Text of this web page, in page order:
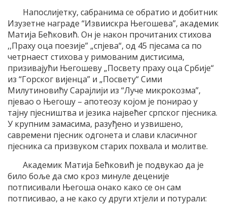
Напослијетку, сабранима се обратио и добитник
Изузетне награде “Извиискра Његошева”, академик
Матија Бећковић. Он је након прочитаних стихова
,,Праху оца поезије” „спјева“, од 45 пјесама са по
четрнаест стихова у римованим дистисима,
призивајући Његошеву „Посвету праху оца Србије“
из “Горског вијенца” и „Посвету“ Сими
Милутиновићу Сарајлији из “Луче микрокозма”,
пјевао о Његошу – апотеозу којом је понирао у
тајну пјесништва и језика највећег српског пјесника.
У крупним замасима, разуђено и узвишено,
савремени пјесник одгонета и слави класичног
пјесника са призвуком старих похвала и молитве.
Академик Матија Бећковић је подвукао да је
било боље да смо кроз минуле деценије
потписивали Његоша онако како се он сам
потписивао, а не како су други хтјели и потурали: